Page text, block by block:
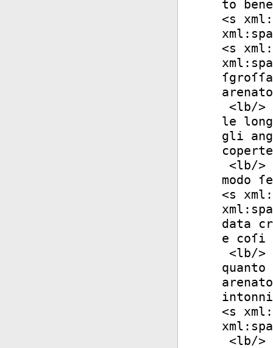
to
<s
<s
<lb/>
le
gli
<lb/>
modo
<s
data
e coſi
<lb/>
<s
<lb/>